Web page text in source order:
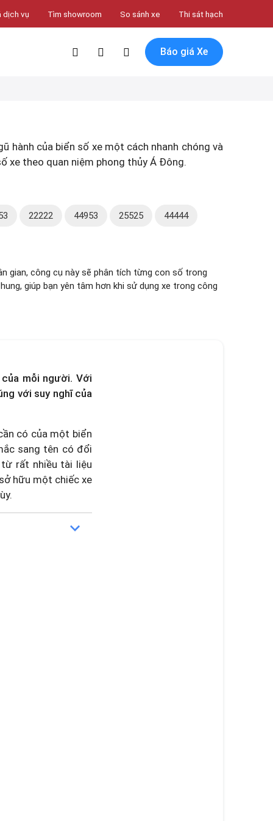
dịch vụ Tìm showroom So sánh xe Thi sát hạch
Báo giá Xe
hành của biển số xe một cách nhanh chóng và
xe theo quan niệm phong thủy Á Đông.
22222 44953 25525 44444
gian, công cụ này sẽ phân tích từng con số trong
giúp bạn yên tâm hơn khi sử dụng xe trong công
mỗi người. Với
với suy nghĩ của
có của một biển
sang tên có đổi
rất nhiều tài liệu
hữu một chiếc xe